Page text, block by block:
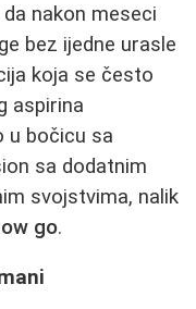
nakon meseci
bez ijedne urasle
koja se često
aspirina
u bočicu sa
sa dodatnim
svojstvima, nalik
go.